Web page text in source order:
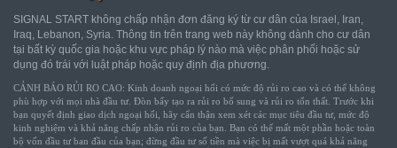
SIGNAL START không chấp nhận đơn đăng ký từ cư dân của Israel, Iran,
Iraq, Lebanon, Syria. Thông tin trên trang web này không dành cho cư dân
tại bất kỳ quốc gia hoặc khu vực pháp lý nào mà việc phân phối hoặc sử
dụng đó trái với luật pháp hoặc quy định địa phương.
CẢNH BÁO RỦI RO CAO: Kinh doanh ngoại hối có mức độ rủi ro cao và có thể không
phù hợp với mọi nhà đầu tư. Đòn bẩy tạo ra rủi ro bổ sung và rủi ro tổn thất. Trước khi
bạn quyết định giao dịch ngoại hối, hãy cẩn thận xem xét các mục tiêu đầu tư, mức độ
kinh nghiệm và khả năng chấp nhận rủi ro của bạn. Bạn có thể mất một phần hoặc toàn
bộ vốn đầu tư ban đầu của bạn; đừng đầu tư số tiền mà việc bị mất vượt quá khả năng